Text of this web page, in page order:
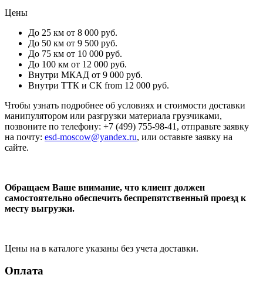
Цены
До 25 км от 8 000 руб.
До 50 км от 9 500 руб.
До 75 км от 10 000 руб.
До 100 км от 12 000 руб.
Внутри МКАД от 9 000 руб.
Внутри ТТК и СК from 12 000 руб.
Чтобы узнать подробнее об условиях и стоимости доставки
манипулятором или разгрузки материала грузчиками,
позвоните по телефону: +7 (499) 755-98-41, отправьте заявку
на почту: esd-moscow@yandex.ru, или оставьте заявку на
сайте.
Обращаем Ваше внимание, что клиент должен
самостоятельно обеспечить беспрепятственный проезд к
месту выгрузки.
Цены на в каталоге указаны без учета доставки.
Оплата